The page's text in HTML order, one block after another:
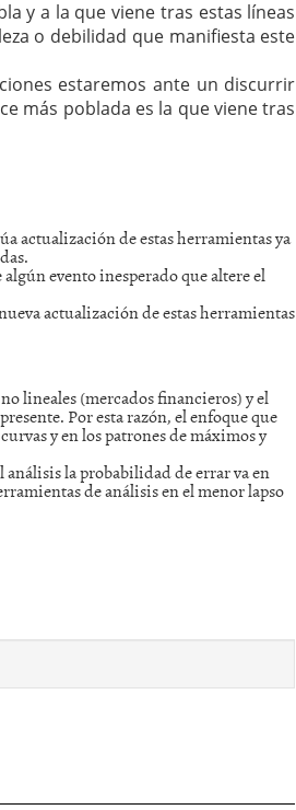
y a la que viene tras estas líneas
o debilidad que manifiesta este
estaremos ante un discurrir
más poblada es la que viene tras
actualización de estas herramientas ya
evento inesperado que altere el
actualización de estas herramientas
lineales (mercados financieros) y el
Por esta razón, el enfoque que
y en los patrones de máximos y
análisis la probabilidad de errar va en
de análisis en el menor lapso